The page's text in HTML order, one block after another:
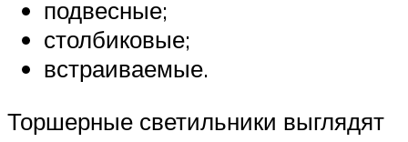
подвесные;
столбиковые;
встраиваемые.
Торшерные светильники выглядят